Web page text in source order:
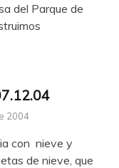
del Parque de
2004
con nieve y
de nieve, que